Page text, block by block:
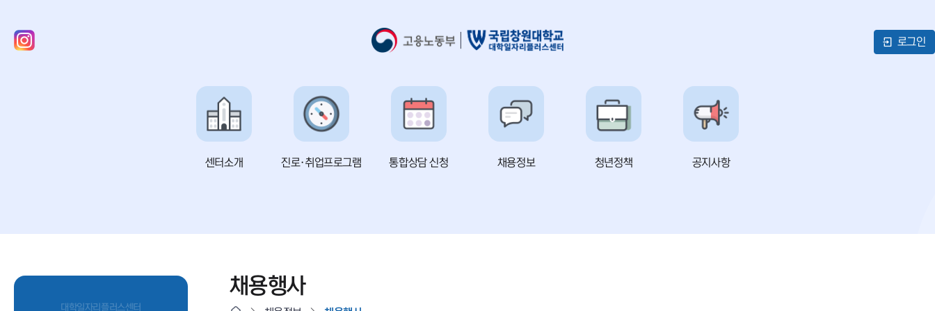
로그인
센터소개 진로·취업프로그램 통합상담 신청 채용정보 청년정책 공지사항
대학일자리플러스센터
채용행사